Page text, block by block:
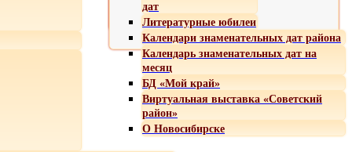
дат
Литературные юбилеи
Календари знаменательных дат района
Календарь знаменательных дат на
месяц
БД «Мой край»
Виртуальная выставка «Советский
район»
О Новосибирске